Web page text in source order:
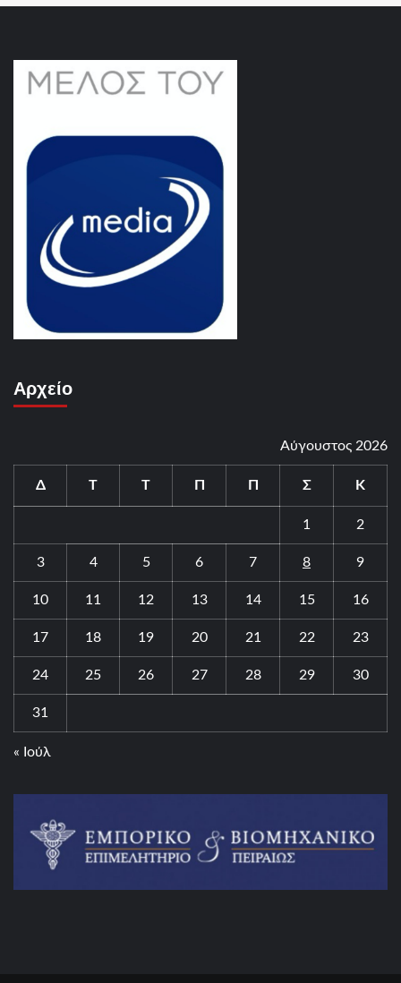
Αρχείο
Αύγουστος 2026
Δ Τ Τ Π Π Σ Κ
1 2
3 4 5 6 7 8 9
10 11 12 13 14 15 16
17 18 19 20 21 22 23
24 25 26 27 28 29 30
31
« Ιούλ